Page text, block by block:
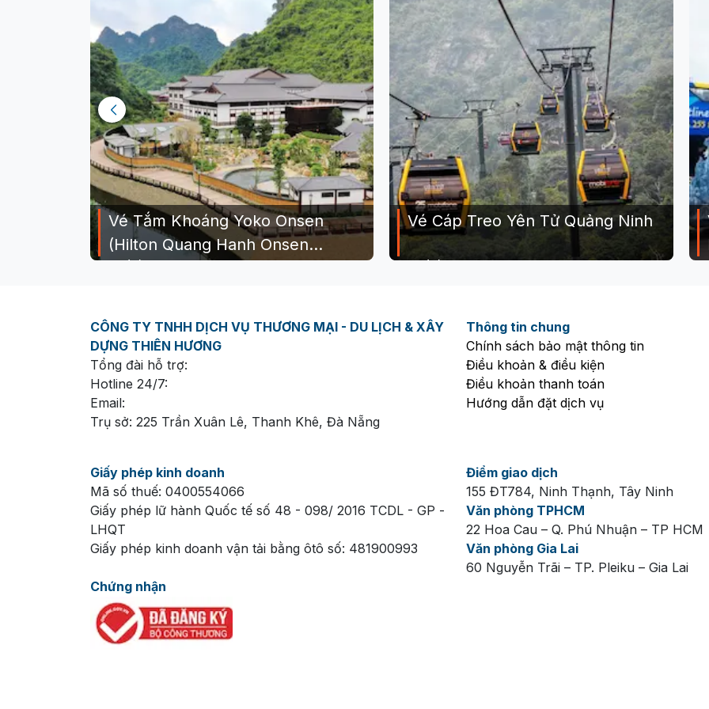
Vé Tắm Khoáng Yoko Onsen
(Hilton Quang Hanh Onsen
0(0)
Vé Cáp Treo Yên Tử Quảng Ninh
0(0)
CÔNG TY TNHH DỊCH VỤ THƯƠNG MẠI - DU LỊCH & XÂY
DỰNG THIÊN HƯƠNG
Tổng đài hỗ trợ:
Hotline 24/7:
Email:
Trụ sở: 225 Trần Xuân Lê, Thanh Khê, Đà Nẵng
Thông tin chung
Chính sách bảo mật thông tin
Điều khoản & điều kiện
Điều khoản thanh toán
Hướng dẫn đặt dịch vụ
Giấy phép kinh doanh
Mã số thuế: 0400554066
Giấy phép lữ hành Quốc tế số 48 - 098/ 2016 TCDL - GP -
LHQT
Giấy phép kinh doanh vận tải bằng ôtô số: 481900993
Chứng nhận
Điểm giao dịch
155 ĐT784, Ninh Thạnh, Tây Ninh
Văn phòng TPHCM
22 Hoa Cau – Q. Phú Nhuận – TP HCM
Văn phòng Gia Lai
60 Nguyễn Trãi – TP. Pleiku – Gia Lai